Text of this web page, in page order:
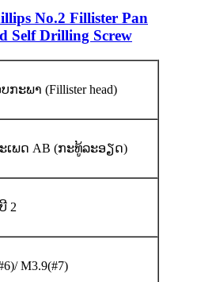
No.2 Fillister Pan
Self Drilling Screw
ກະ​ພາ (Fillister head)
ເພດ AB (ກະທູ້ລະອຽດ)
2
M3.9(#7)